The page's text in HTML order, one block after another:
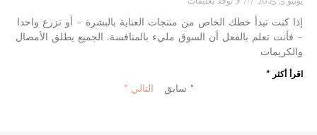
إذا كنت تبدأ خطك الخاص من منتجات العناية بالبشرة – أو تزرع واحدا
– فأنت تعلم بالفعل أن السوق مليء بالمنافسة. الجميع يطلق الأمصال
والكريمات
اقرأ أكثر "
" سابق التالي "